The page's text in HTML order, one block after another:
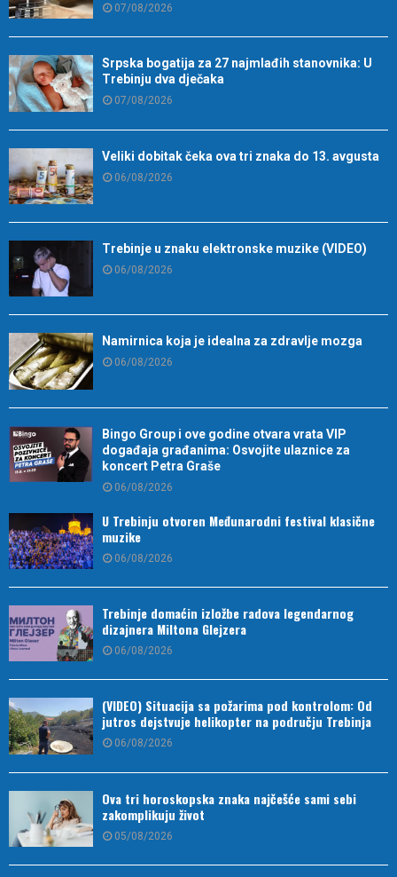
07/08/2026
Srpska bogatija za 27 najmlađih stanovnika: U
Trebinju dva dječaka
07/08/2026
Veliki dobitak čeka ova tri znaka do 13. avgusta
06/08/2026
Trebinje u znaku elektronske muzike (VIDEO)
06/08/2026
Namirnica koja je idealna za zdravlje mozga
06/08/2026
Bingo Group i ove godine otvara vrata VIP
događaja građanima: Osvojite ulaznice za
koncert Petra Graše
06/08/2026
U Trebinju otvoren Međunarodni festival klasične
muzike
06/08/2026
Trebinje domaćin izložbe radova legendarnog
dizajnera Miltona Glejzera
06/08/2026
(VIDEO) Situacija sa požarima pod kontrolom: Od
jutros dejstvuje helikopter na području Trebinja
06/08/2026
Ova tri horoskopska znaka najčešće sami sebi
zakomplikuju život
05/08/2026